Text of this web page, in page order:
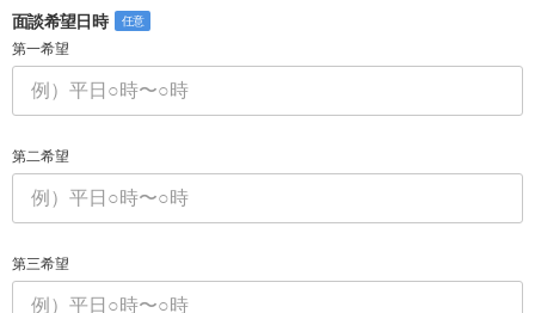
面談希望日時 任意
第一希望
第二希望
第三希望